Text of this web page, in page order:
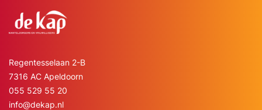
Regentesselaan 2-B
7316 AC Apeldoorn
055 529 55 20
info@dekap.nl